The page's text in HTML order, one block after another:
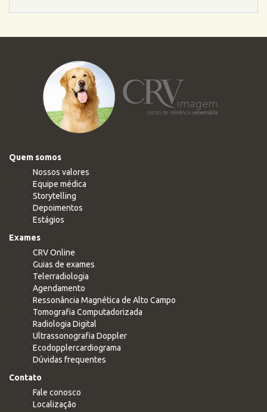
Quem somos
Nossos valores
Equipe médica
Storytelling
Depoimentos
Estágios
Exames
CRV Online
Guias de exames
Telerradiologia
Agendamento
Ressonância Magnética de Alto Campo
Tomografia Computadorizada
Radiologia Digital
Ultrassonografia Doppler
Ecodopplercardiograma
Dúvidas frequentes
Contato
Fale conosco
Localização